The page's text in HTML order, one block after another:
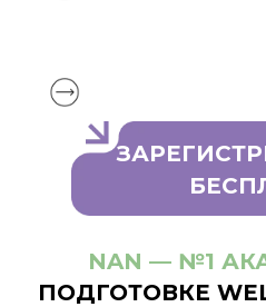
NAN — №1
ПОДГОТОВКЕ